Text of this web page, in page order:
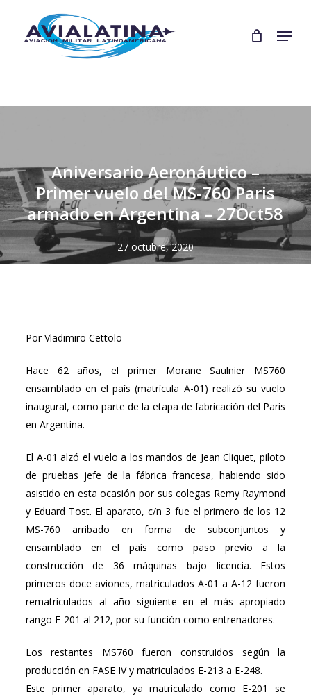
Menu
Aniversario Aeronáutico –
Primer vuelo del MS-760 Paris
armado en Argentina – 27Oct58
27 octubre, 2020
Por Vladimiro Cettolo
Hace 62 años, el primer Morane Saulnier MS760
ensamblado en el país (matrícula A-01) realizó su vuelo
inaugural, como parte de la etapa de fabricación del Paris
en Argentina.
El A-01 alzó el vuelo a los mandos de Jean Cliquet, piloto
de pruebas jefe de la fábrica francesa, habiendo sido
asistido en esta ocasión por sus colegas Remy Raymond
y Eduard Tost. El aparato, c/n 3 fue el primero de los 12
MS-760 arribado en forma de subconjuntos y
ensamblado en el país como paso previo a la
construcción de 36 máquinas bajo licencia. Estos
primeros doce aviones, matriculados A-01 a A-12 fueron
rematriculados al año siguiente en el más apropiado
rango E-201 al 212, por su función como entrenadores.
Los restantes MS760 fueron construidos según la
producción en FASE IV y matriculados E-213 a E-248.
Este primer aparato, ya matriculado como E-201 se
Close